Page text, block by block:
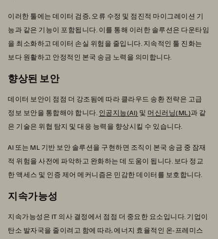
이러한 툴에는 데이터 검증, 오류 수정 및 점진적 마이그레이션 기
능과 같은 기능이 포함됩니다. 이를 통해 이러한 솔루션은 다운타임
을 최소화하고 데이터 손실 위험을 줄입니다. 지속적인 툴 진화는
보다 원활하고 안정적인 본국 송금 노력을 의미합니다.
향상된 보안
데이터 보안이 점점 더 강조됨에 따라 클라우드 송환 전략은 고급
정보 보안을 통합해야 합니다. 인공지능(AI) 및 머신러닝(ML)과 같
은 기술은 위협 탐지 및 대응 능력을 향상시킬 수 있습니다.
AI 또는 ML 기반 보안 솔루션을 구현하면 조직이 본국 송금 중 잠재
적 위험을 사전에 파악하고 완화하는 데 도움이 됩니다. 보다 정교
한 액세스 및 인증 제어 메커니즘은 민감한 데이터를 보호합니다.
지속가능성
지속가능성은 IT 의사 결정에서 점점 더 중요한 요소입니다. 기업이
탄소 발자국을 줄이려고 함에 따라, 에너지 효율적인 온-프레미스